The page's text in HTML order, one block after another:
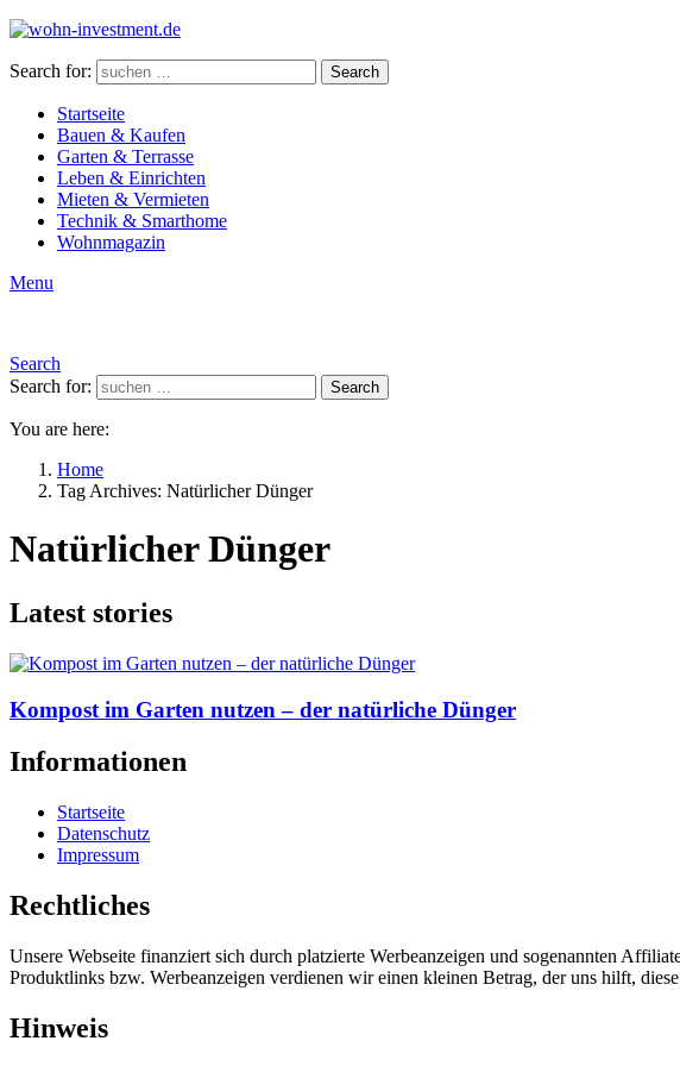
Search for: Search
Startseite
Bauen & Kaufen
Garten & Terrasse
Leben & Einrichten
Mieten & Vermieten
Technik & Smarthome
Wohnmagazin
Menu
Search
Search for:
Search
You are here:
Home
Tag Archives: Natürlicher Dünger
Natürlicher Dünger
Latest stories
Kompost im Garten nutzen – der natürliche Dünger
Informationen
Startseite
Datenschutz
Impressum
Rechtliches
Unsere Webseite finanziert sich durch platzierte Werbeanzeigen und sogenannten
Produktlinks bzw. Werbeanzeigen verdienen wir einen kleinen Betrag, der uns hilft,
Hinweis